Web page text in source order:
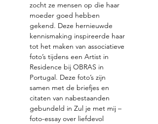
zocht ze mensen op die haar
moeder goed hebben
gekend. Deze hernieuwde
kennismaking inspireerde haar
tot het maken van associatieve
foto’s tijdens een Artist in
Residence bij OBRAS in
Portugal. Deze foto’s zijn
samen met de briefjes en
citaten van nabestaanden
gebundeld in Zul je met mij –
foto-essay over liefdevol